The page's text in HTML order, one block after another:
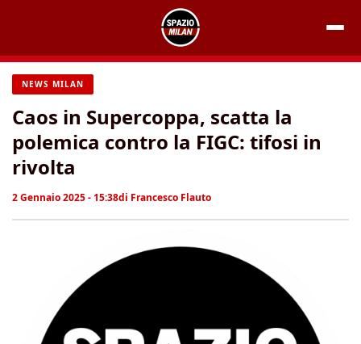
contenuto
NEWS MILAN
Caos in Supercoppa, scatta la
polemica contro la FIGC: tifosi in
rivolta
2 Gennaio 2025 - 15:38di Francesco Flauto